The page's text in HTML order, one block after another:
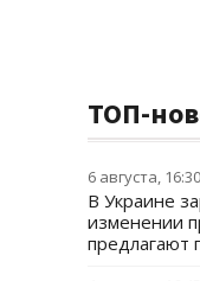
ТОП-
6 августа, 16:30
В Украине
изменении
предлагают